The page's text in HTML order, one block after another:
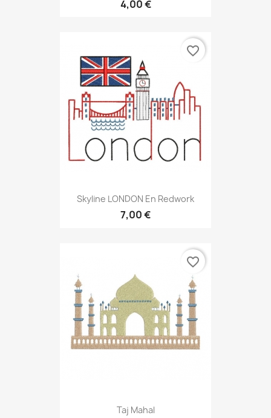
4,00 €
Skyline LONDON En Redwork
7,00 €
favorite_border
Taj Mahal
favorite_border